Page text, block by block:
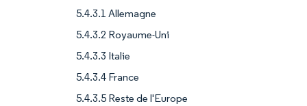
5.4.3.1 Allemagne
5.4.3.2 Royaume-Uni
5.4.3.3 Italie
5.4.3.4 France
5.4.3.5 Reste de l'Europe